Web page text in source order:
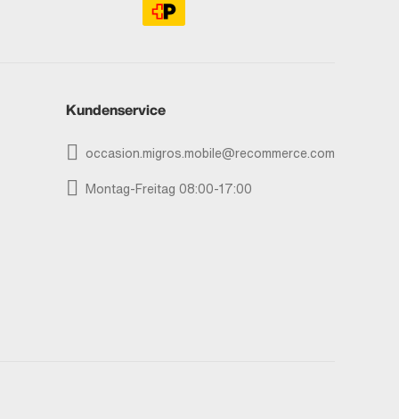
Kundenservice
occasion.migros.mobile@recommerce.com
Montag-Freitag 08:00-17:00